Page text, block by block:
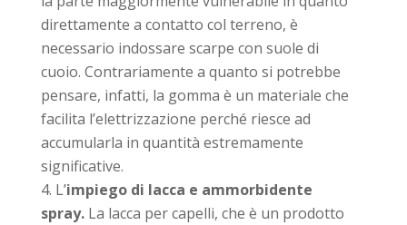
direttamente a contatto col terreno, è
necessario indossare scarpe con suole di
cuoio. Contrariamente a quanto si potrebbe
pensare, infatti, la gomma è un materiale che
facilita l’elettrizzazione perché riesce ad
accumularla in quantità estremamente
significative.
L’impiego di lacca e ammorbidente
spray.La lacca per capelli, che è un prodotto